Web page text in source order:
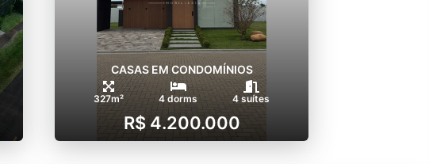
CASAS EM CONDOMÍNIOS
327m² 4 dorms 4 suítes
R$ 4.200.000